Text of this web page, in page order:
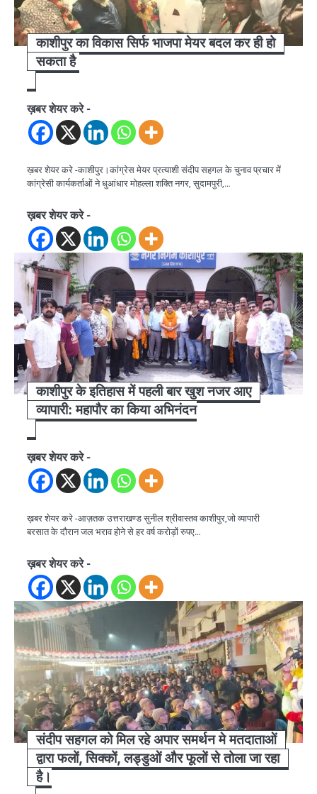
काशीपुर का विकास सिर्फ भाजपा मेयर बदल कर ही हो
सकता है
ख़बर शेयर करे -
ख़बर शेयर करे -काशीपुर।कांग्रेस मेयर प्रत्याशी संदीप सहगल के चुनाव प्रचार में
कांग्रेसी कार्यकर्ताओं ने धुआंधार मोहल्ला शक्ति नगर, सुदामपुरी,…
ख़बर शेयर करे -
काशीपुर के इतिहास में पहली बार खुश नजर आए
व्यापारी: महापौर का किया अभिनंदन
ख़बर शेयर करे -
ख़बर शेयर करे -आज़तक उत्तराखण्ड सुनील श्रीवास्तव काशीपुर,जो व्यापारी
बरसात के दौरान जल भराव होने से हर वर्ष करोड़ों रुपए…
ख़बर शेयर करे -
संदीप सहगल को मिल रहे अपार समर्थन मे मतदाताओं
द्वारा फलों, सिक्कों, लड्डुओं और फूलों से तोला जा रहा
है।